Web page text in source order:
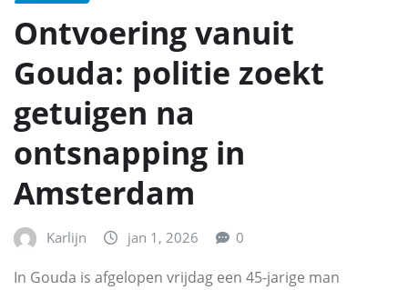
Ontvoering vanuit
Gouda: politie zoekt
getuigen na
ontsnapping in
Amsterdam
Karlijn jan 1, 2026 0
In Gouda is afgelopen vrijdag een 45-jarige man